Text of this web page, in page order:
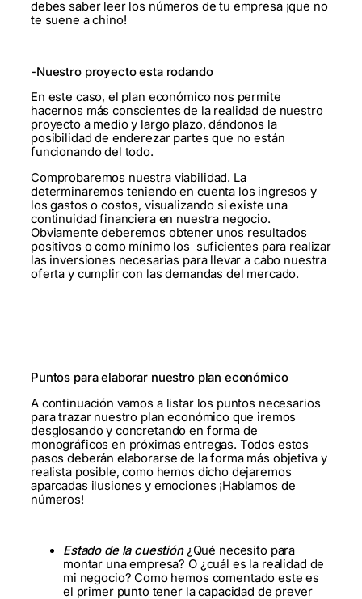
debes saber leer los números de tu empresa ¡que no
te suene a chino!
-Nuestro proyecto esta rodando
En este caso, el plan económico nos permite
hacernos más conscientes de la realidad de nuestro
proyecto a medio y largo plazo, dándonos la
posibilidad de enderezar partes que no están
funcionando del todo.
Comprobaremos nuestra viabilidad. La
determinaremos teniendo en cuenta los ingresos y
los gastos o costos, visualizando si existe una
continuidad financiera en nuestra negocio.
Obviamente deberemos obtener unos resultados
positivos o como mínimo los suficientes para realizar
las inversiones necesarias para llevar a cabo nuestra
oferta y cumplir con las demandas del mercado.
Puntos para elaborar nuestro plan económico
A continuación vamos a listar los puntos necesarios
para trazar nuestro plan económico que iremos
desglosando y concretando en forma de
monográficos en próximas entregas. Todos estos
pasos deberán elaborarse de la forma más objetiva y
realista posible, como hemos dicho dejaremos
aparcadas ilusiones y emociones ¡Hablamos de
números!
Estado de la cuestión¿Qué necesito para
montar una empresa? O ¿cuál es la realidad de
mi negocio? Como hemos comentado este es
el primer punto tener la capacidad de prever